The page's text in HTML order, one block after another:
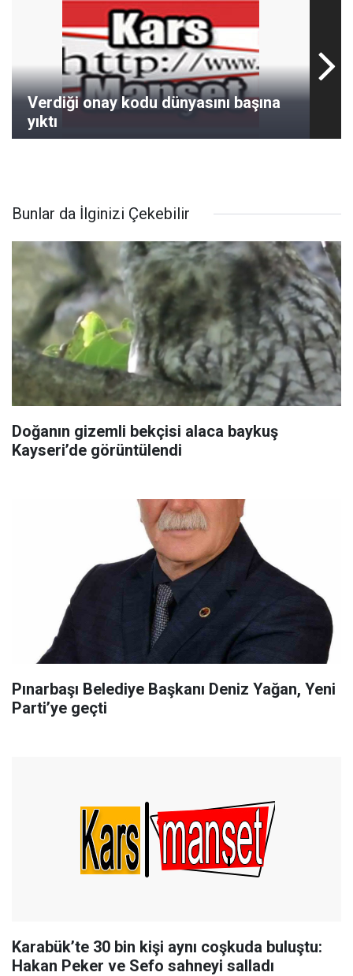
Verdiği onay kodu dünyasını başına
yıktı
Bunlar da İlginizi Çekebilir
Doğanın gizemli bekçisi alaca baykuş
Kayseri’de görüntülendi
Pınarbaşı Belediye Başkanı Deniz Yağan, Yeni
Parti’ye geçti
Karabük’te 30 bin kişi aynı coşkuda buluştu:
Hakan Peker ve Sefo sahneyi salladı